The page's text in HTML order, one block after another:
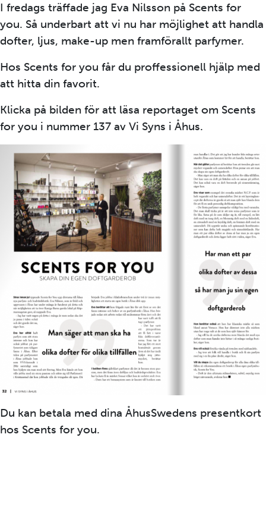
I fredags träffade jag Eva Nilsson på Scents for
you. Så underbart att vi nu har möjlighet att handla
dofter, ljus, make-up men framförallt parfymer.
Hos Scents for you får du proffessionell hjälp med
att hitta din favorit.
Klicka på bilden för att läsa reportaget om Scents
for you i nummer 137 av Vi Syns i Åhus.
Du kan betala med dina ÅhusSwedens presentkort
hos Scents for you.